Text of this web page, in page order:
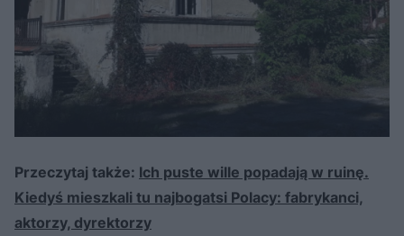
Przeczytaj także: Ich puste wille popadają w ruinę.
Kiedyś mieszkali tu najbogatsi Polacy: fabrykanci,
aktorzy, dyrektorzy